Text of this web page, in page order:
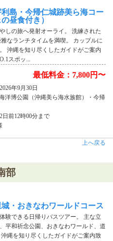
利島・今帰仁城跡美ら海コー
昼食付き）
しの旅へ発射オーライ。 洗練された
なランチタイムを満喫。 カップルに
沖縄を知り尽くしたガイドがご案内
スポッ...
最低料金：7,800円〜
年9月30日
洋博公園（沖縄美ら海水族館）・今帰
日前12時00分まで
上へ戻る
部
城・おきなわワールドコース
験できる日帰りバスツアー。 主な立
平和祈念公園、おきなわワールド、道
縄を知り尽くしたガイドがご案内致